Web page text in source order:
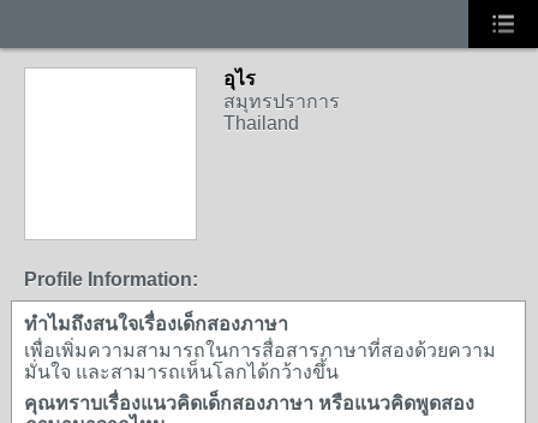
อุไร
สมุทรปราการ
Thailand
Profile Information:
ทำไมถึงสนใจเรื่องเด็กสองภาษา
เพื่อเพิ่มความสามารถในการสื่อสารภาษาที่สองด้วยความ
มั่นใจ และสามารถเห็นโลกได้กว้างขึ้น
คุณทราบเรื่องแนวคิดเด็กสองภาษา หรือแนวคิดพูดสอง